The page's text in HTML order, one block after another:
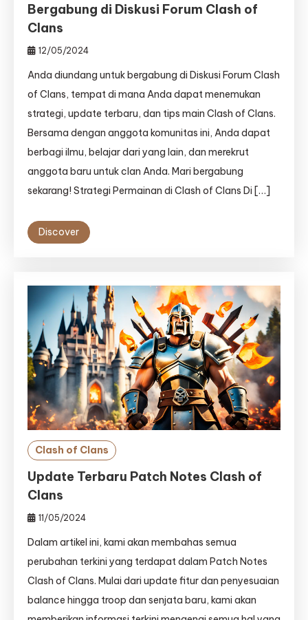
Bergabung di Diskusi Forum Clash of
Clans
12/05/2024
Anda diundang untuk bergabung di Diskusi Forum Clash
of Clans, tempat di mana Anda dapat menemukan
strategi, update terbaru, dan tips main Clash of Clans.
Bersama dengan anggota komunitas ini, Anda dapat
berbagi ilmu, belajar dari yang lain, dan merekrut
anggota baru untuk clan Anda. Mari bergabung
sekarang! Strategi Permainan di Clash of Clans Di […]
Discover
Clash of Clans
Update Terbaru Patch Notes Clash of
Clans
11/05/2024
Dalam artikel ini, kami akan membahas semua
perubahan terkini yang terdapat dalam Patch Notes
Clash of Clans. Mulai dari update fitur dan penyesuaian
balance hingga troop dan senjata baru, kami akan